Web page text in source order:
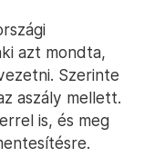
azt mondta,
Szerinte
aszály mellett.
is, és meg